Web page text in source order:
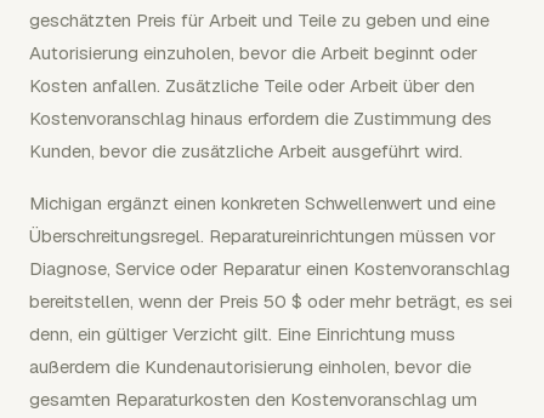
geschätzten Preis für Arbeit und Teile zu geben und eine
Autorisierung einzuholen, bevor die Arbeit beginnt oder
Kosten anfallen. Zusätzliche Teile oder Arbeit über den
Kostenvoranschlag hinaus erfordern die Zustimmung des
Kunden, bevor die zusätzliche Arbeit ausgeführt wird.
Michigan ergänzt einen konkreten Schwellenwert und eine
Überschreitungsregel. Reparatureinrichtungen müssen vor
Diagnose, Service oder Reparatur einen Kostenvoranschlag
bereitstellen, wenn der Preis 50 $ oder mehr beträgt, es sei
denn, ein gültiger Verzicht gilt. Eine Einrichtung muss
außerdem die Kundenautorisierung einholen, bevor die
gesamten Reparaturkosten den Kostenvoranschlag um